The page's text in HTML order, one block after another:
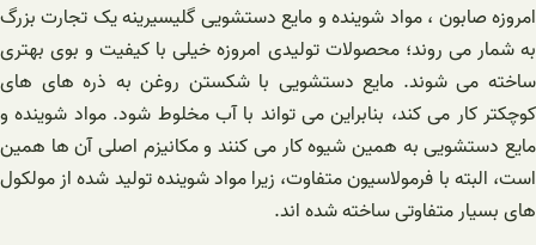
امروزه صابون ، مواد شوینده و مایع دستشویی گلیسیرینه یک تجارت بزرگ
به شمار می روند؛ محصولات تولیدی امروزه خیلی با کیفیت و بوی بهتری
ساخته می شوند. مایع دستشویی با شکستن روغن به ذره های های
کوچکتر کار می کند، بنابراین می تواند با آب مخلوط شود. مواد شوینده و
مایع دستشویی به همین شیوه کار می کنند و مکانیزم اصلی آن ها همین
است، البته با فرمولاسیون متفاوت، زیرا مواد شوینده تولید شده از مولکول
های بسیار متفاوتی ساخته شده اند.